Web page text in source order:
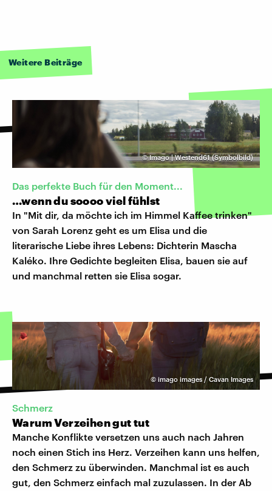
Weitere Beiträge
©Imago | Westend61 (Symbolbild)
Das perfekte Buch für den Moment...
…wenn du soooo viel fühlst
In "Mit dir, da möchte ich im Himmel Kaffee trinken"
von Sarah Lorenz geht es um Elisa und die
literarische Liebe ihres Lebens: Dichterin Mascha
Kaléko. Ihre Gedichte begleiten Elisa, bauen sie auf
und manchmal retten sie Elisa sogar.
© imago images / Cavan Images
Schmerz
Warum Verzeihen gut tut
Manche Konflikte versetzen uns auch nach Jahren
noch einen Stich ins Herz. Verzeihen kann uns helfen,
den Schmerz zu überwinden. Manchmal ist es auch
gut, den Schmerz einfach mal zuzulassen. In der Ab